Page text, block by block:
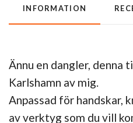
INFORMATION
Ännu en dangler, denna
Karlshamn av mig.
Anpassad för handskar,
av verktyg som du vill